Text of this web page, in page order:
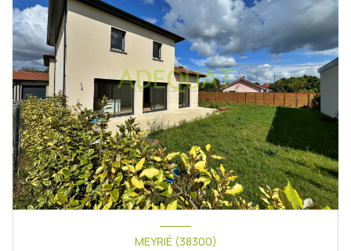
MEYRIÉ (38300)